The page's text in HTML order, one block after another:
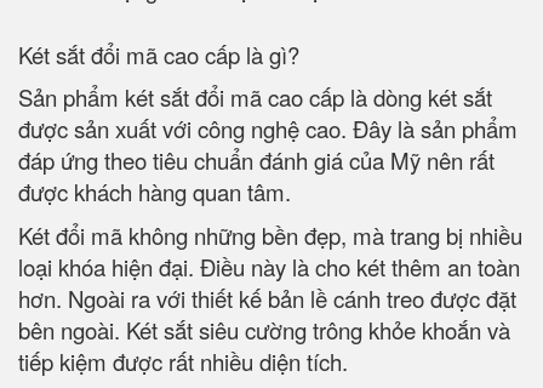
Két sắt đổi mã cao cấp là gì?
Sản phẩm két sắt đổi mã cao cấp là dòng két sắt
được sản xuất với công nghệ cao. Đây là sản phẩm
đáp ứng theo tiêu chuẩn đánh giá của Mỹ nên rất
được khách hàng quan tâm.
Két đổi mã không những bền đẹp, mà trang bị nhiều
loại khóa hiện đại. Điều này là cho két thêm an toàn
hơn. Ngoài ra với thiết kế bản lề cánh treo được đặt
bên ngoài. Két sắt siêu cường trông khỏe khoắn và
tiếp kiệm được rất nhiều diện tích.